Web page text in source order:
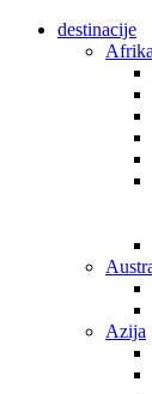
destinacije
Azija